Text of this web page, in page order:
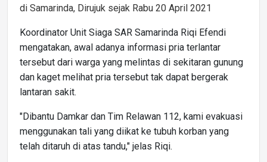
di Samarinda, Dirujuk sejak Rabu 20 April 2021
Koordinator Unit Siaga SAR Samarinda Riqi Efendi
mengatakan, awal adanya informasi pria terlantar
tersebut dari warga yang melintas di sekitaran gunung
dan kaget melihat pria tersebut tak dapat bergerak
lantaran sakit.
"Dibantu Damkar dan Tim Relawan 112, kami evakuasi
menggunakan tali yang diikat ke tubuh korban yang
telah ditaruh di atas tandu," jelas Riqi.